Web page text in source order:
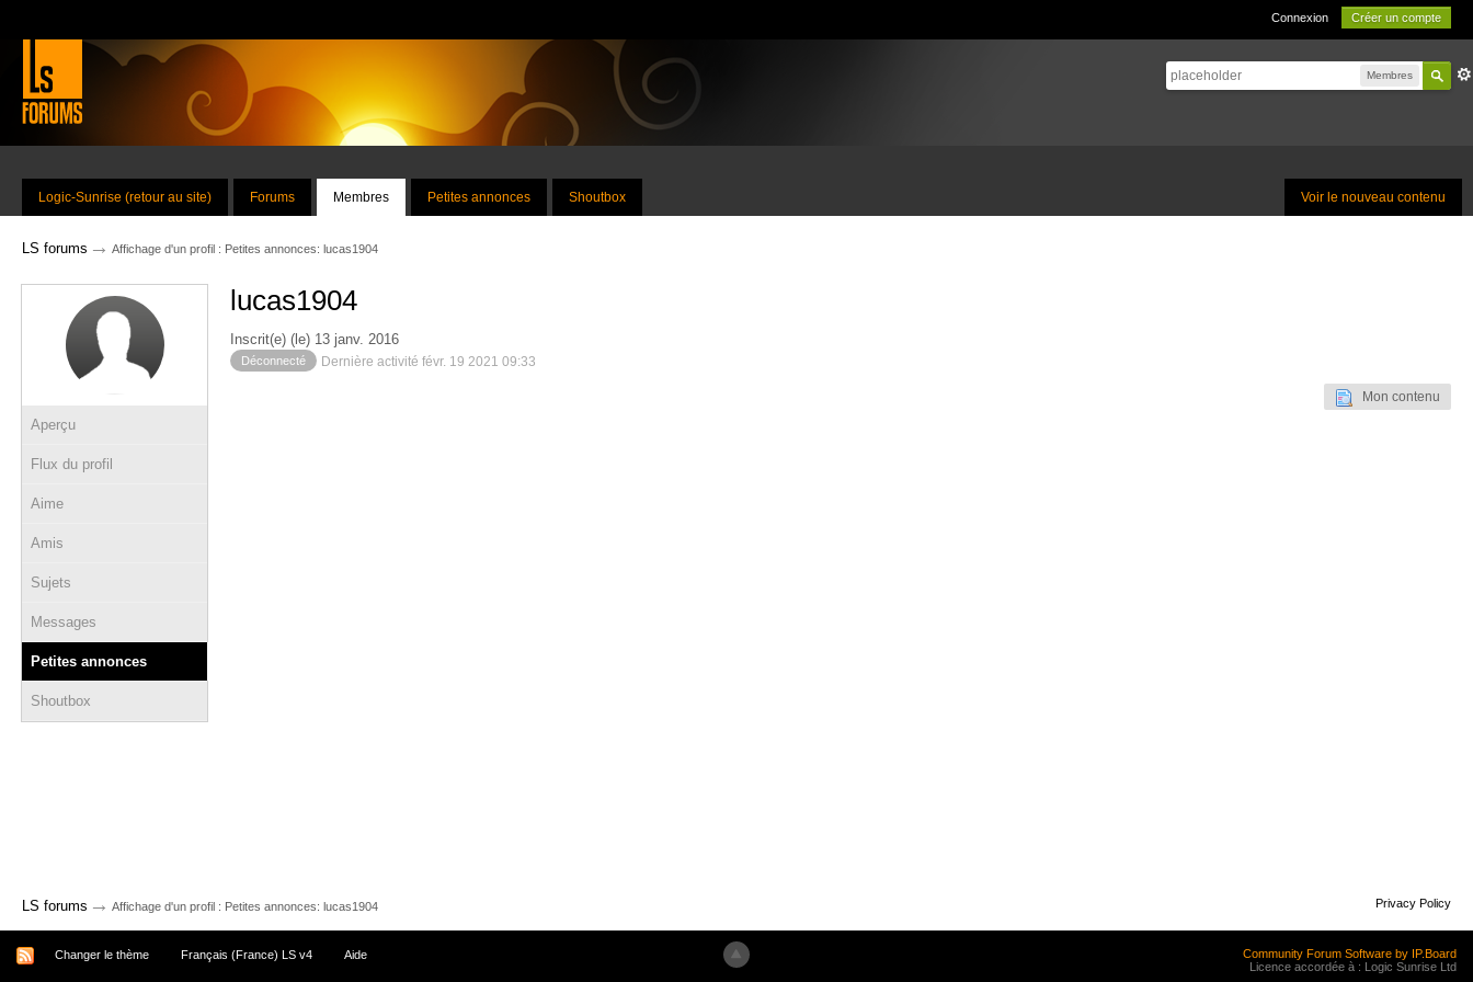
Connexion Créer un compte
Membres
Voir le nouveau contenu
Logic-Sunrise (retour au site) Forums Membres Petites annonces Shoutbox
LS forums → Affichage d'un profil : Petites annonces: lucas1904
Aperçu
Flux du profil
Aime
Amis
Sujets
Messages
Petites annonces
Shoutbox
lucas1904
Inscrit(e) (le) 13 janv. 2016
Déconnecté Dernière activité févr. 19 2021 09:33
Mon contenu
LS forums → Affichage d'un profil : Petites annonces: lucas1904 Privacy Policy
Changer le thème Français (France) LS v4 Aide
Community Forum Software by IP.Board
Licence accordée à : Logic Sunrise Ltd